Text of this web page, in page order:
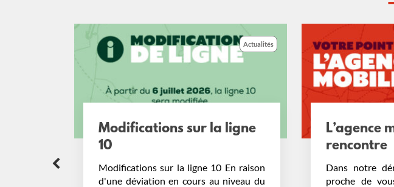
sur la ligne
Actualités
sur la ligne 10 En raison
déviation en cours au niveau du
L’agence mobile à votre
Actualités
Dans notre démarche d'être au plus
proche de vous toute l'année, notre